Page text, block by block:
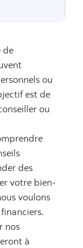
de
ou
est de
ou
des
votre bien-
voulons
nos
à